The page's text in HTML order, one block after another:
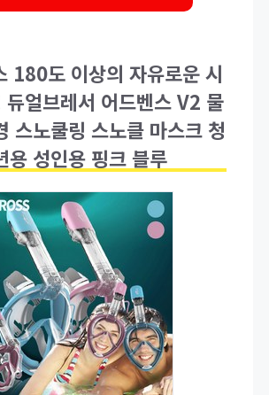
180도 이상의 자유로운 시
얼브레서 어드벤스 V2 물
스노쿨링 스노클 마스크 청
용 성인용 핑크 블루